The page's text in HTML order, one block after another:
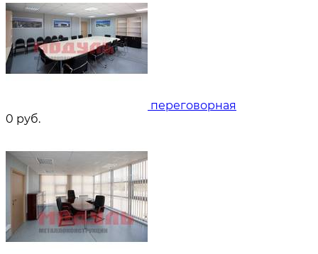
переговорная
0 руб.